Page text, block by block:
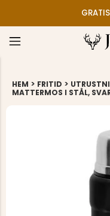
HEM > FRITID >
MATTERMOS I STÅL,